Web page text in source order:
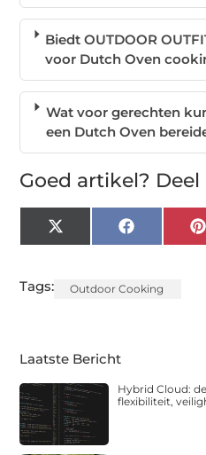
Biedt OUTDOOR
voor Dutch Oven
Wat voor gerechten
een Dutch Oven
Goed artikel?
X
(Twitter)
Facebook
Tags: Outdoor Cooking
Laatste Bericht
Hybrid Cloud:
flexibiliteit,